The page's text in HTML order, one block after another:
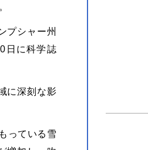
プシャー州
日に科学誌
に深刻な影
っている雪